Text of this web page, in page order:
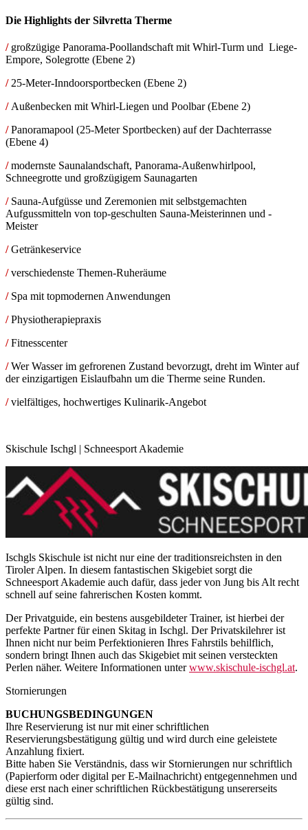
Die Highlights der Silvretta Therme
/ großzügige Panorama-Poollandschaft mit Whirl-Turm und Liege-
Empore, Solegrotte (Ebene 2)
/ 25-Meter-Inndoorsportbecken (Ebene 2)
/ Außenbecken mit Whirl-Liegen und Poolbar (Ebene 2)
/Panoramapool (25-Meter Sportbecken) auf der Dachterrasse
(Ebene 4)
/modernste Saunalandschaft, Panorama-Außenwhirlpool,
Schneegrotte und großzügigem Saunagarten
/ Sauna-Aufgüsse und Zeremonien mit selbstgemachten
Aufgussmitteln von top-geschulten Sauna-Meisterinnen und -
Meister
/Getränkeservice
/verschiedenste Themen-Ruheräume
/ Spa mit topmodernen Anwendungen
/Physiotherapiepraxis
/Fitnesscenter
/Wer Wasser im gefrorenen Zustand bevorzugt, dreht im Winter auf
der einzigartigen Eislaufbahn um die Therme seine Runden.
/vielfältiges, hochwertiges Kulinarik-Angebot
Skischule Ischgl | Schneesport Akademie
Ischgls Skischule ist nicht nur eine der traditionsreichsten in den
Tiroler Alpen. In diesem fantastischen Skigebiet sorgt die
Schneesport Akademie auch dafür, dass jeder von Jung bis Alt recht
schnell auf seine fahrerischen Kosten kommt.
Der Privatguide, ein bestens ausgebildeter Trainer, ist hierbei der
perfekte Partner für einen Skitag in Ischgl. Der Privatskilehrer ist
Ihnen nicht nur beim Perfektionieren Ihres Fahrstils behilflich,
sondern bringt Ihnen auch das Skigebiet mit seinen versteckten
Perlen näher. Weitere Informationen unterwww.skischule-ischgl.at.
Stornierungen
BUCHUNGSBEDINGUNGEN
Ihre Reservierung ist nur mit einer schriftlichen
Reservierungsbestätigung gültig und wird durch eine geleistete
Anzahlung fixiert.
Bitte haben Sie Verständnis, dass wir Stornierungen nur schriftlich
(Papierform oder digital per E-Mailnachricht) entgegennehmen und
diese erst nach einer schriftlichen Rückbestätigung unsererseits
gültig sind.